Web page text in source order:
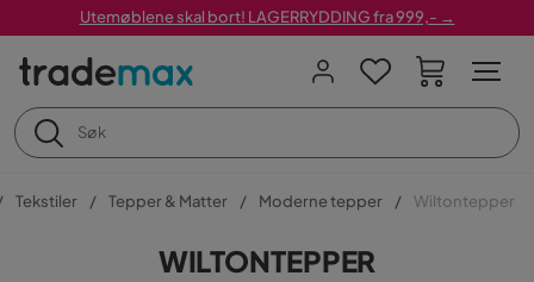
Utemøblene skal bort! LAGERRYDDING fra 999,- →
Tekstiler Tepper & Matter Moderne tepper Wiltontepper
WILTONTEPPER